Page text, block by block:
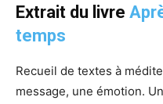
Extrait du livre
temps
Recueil de textes à
message, une émotion.